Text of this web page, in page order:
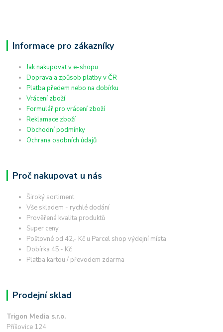
Informace pro zákazníky
Jak nakupovat v e-shopu
Doprava a způsob platby v ČR
Platba předem nebo na dobírku
Vrácení zboží
Formulář pro vrácení zboží
Reklamace zboží
Obchodní podmínky
Ochrana osobních údajů
Proč nakupovat u nás
Široký sortiment
Vše skladem - rychlé dodání
Prověřená kvalita produktů
Super ceny
Poštovné od 42,- Kč u Parcel shop výdejní místa
Dobírka 45,- Kč
Platba kartou / převodem zdarma
Prodejní sklad
Trigon Media s.r.o.
Příšovice 124